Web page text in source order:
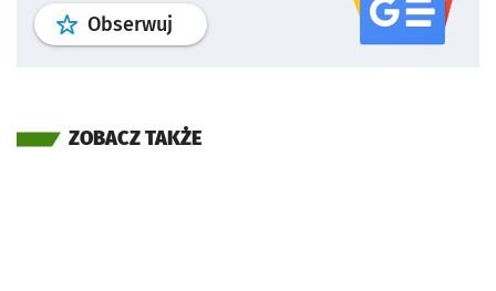
Obserwuj profil serwisu
ZOBACZ TAKŻE